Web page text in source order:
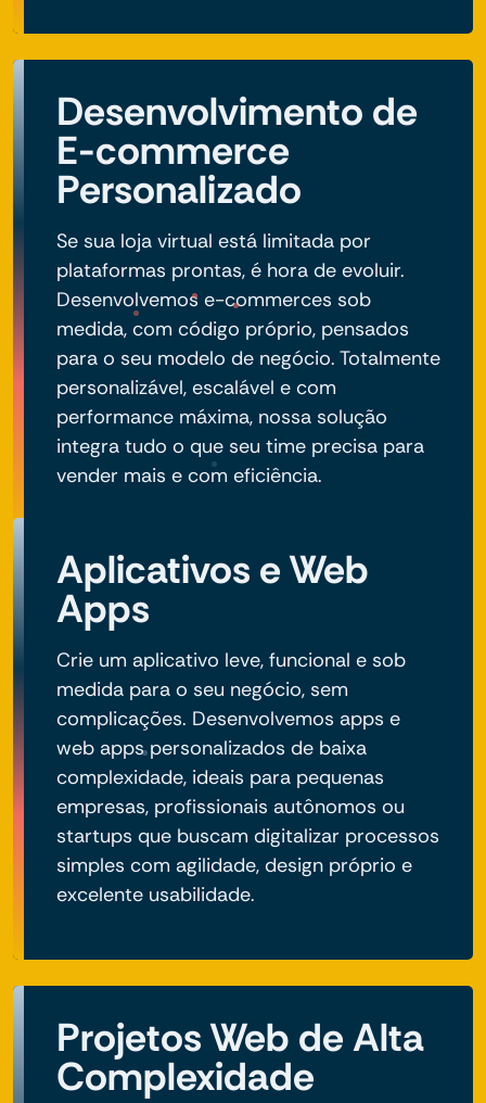
Desenvolvimento de
E-commerce
Personalizado
Se sua loja virtual está limitada por
plataformas prontas, é hora de evoluir.
Desenvolvemos e-commerces sob
medida, com código próprio, pensados
para o seu modelo de negócio. Totalmente
personalizável, escalável e com
performance máxima, nossa solução
integra tudo o que seu time precisa para
vender mais e com eficiência.
Aplicativos e Web
Apps
Crie um aplicativo leve, funcional e sob
medida para o seu negócio, sem
complicações. Desenvolvemos apps e
web apps personalizados de baixa
complexidade, ideais para pequenas
empresas, profissionais autônomos ou
startups que buscam digitalizar processos
simples com agilidade, design próprio e
excelente usabilidade.
Projetos Web de Alta
Complexidade